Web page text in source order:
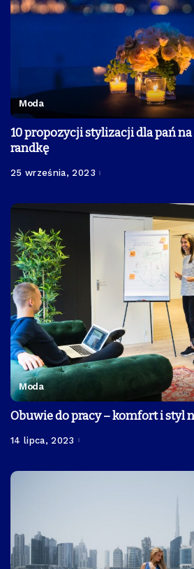
Moda
10 propozycji stylizacji dla pań
randkę
25 września, 2023
Moda
Obuwie do pracy – komfort i styl
14 lipca, 2023